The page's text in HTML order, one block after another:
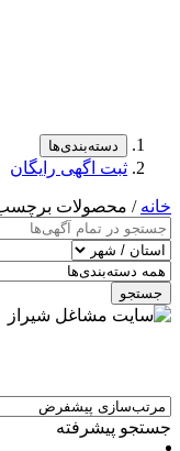
دسته‌بندی‌ها
ثبت اگهی رایگان
خانه / محصولات برچسب
جستجو
جستجو پیشرفته